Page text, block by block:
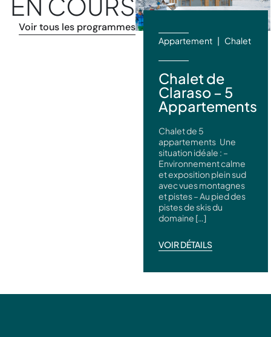
Voir tous les programmes
Appartement Chalet
Chalet de
Claraso – 5
Appartements
Chalet de 5
appartements Une
situation idéale : –
Environnement calme
et exposition plein sud
avec vues montagnes
et pistes – Au pied des
pistes de skis du
domaine […]
VOIR DÉTAILS